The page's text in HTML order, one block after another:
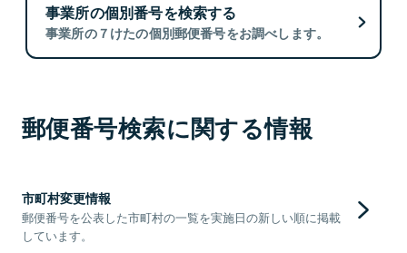
事業所の個別番号を検索する
事業所の７けたの個別郵便番号をお調べします。
郵便番号検索に関する情報
市町村変更情報
郵便番号を公表した市町村の一覧を実施日の新しい順に掲載
しています。